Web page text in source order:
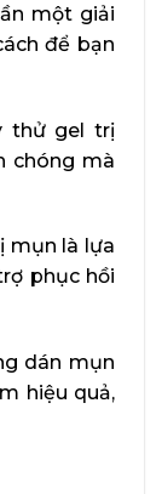
một giải
để bạn
thử gel trị
chóng mà
mụn là lựa
phục hồi
dán mụn
hiệu quả,